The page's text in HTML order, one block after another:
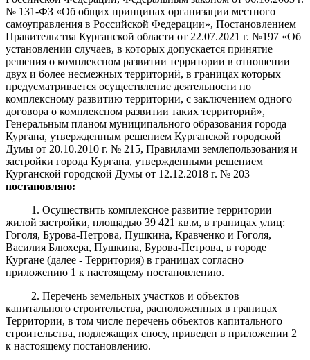
№ 131-ФЗ «Об общих принципах организации местного
самоуправления в Российской Федерации», Постановлением
Правительства Курганской области от 22.07.2021 г. №197 «Об
установлении случаев, в которых допускается принятие
решения о комплексном развитии территории в отношении
двух и более несмежных территорий, в границах которых
предусматривается осуществление деятельности по
комплексному развитию территории, с заключением одного
договора о комплексном развитии таких территорий»,
Генеральным планом муниципального образования города
Кургана, утвержденным решением Курганской городской
Думы от 20.10.2010 г. № 215, Правилами землепользования и
застройки города Кургана, утвержденными решением
Курганской городской Думы от 12.12.2018 г. № 203
постановляю:
1. Осуществить комплексное развитие территории
жилой застройки, площадью 39 421 кв.м, в границах улиц:
Гоголя, Бурова-Петрова, Пушкина, Кравченко и Гоголя,
Василия Блюхера, Пушкина, Бурова-Петрова, в городе
Кургане (далее - Территория) в границах согласно
приложению 1 к настоящему постановлению.
2. Перечень земельных участков и объектов
капитального строительства, расположенных в границах
Территории, в том числе перечень объектов капитального
строительства, подлежащих сносу, приведен в приложении 2
к настоящему постановлению.